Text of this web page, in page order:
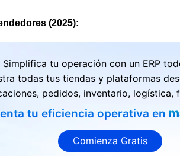
(2025):
Simplifica tu operación con un ERP
todas tus tiendas y plataformas
pedidos, inventario, logística,
tu eficiencia operativa en
Comienza Gratis